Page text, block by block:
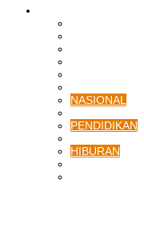
NASIONAL
PENDIDIKAN
HIBURAN